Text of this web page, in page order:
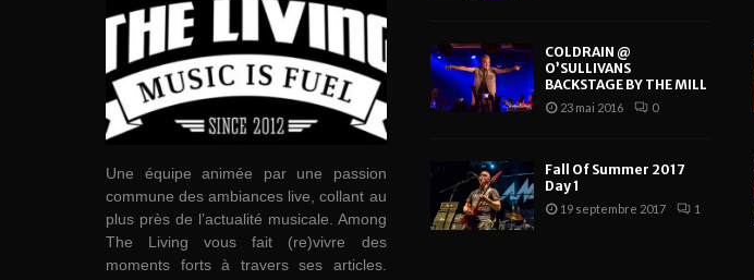
Une équipe animée par une passion
commune des ambiances live, collant au
plus près de l’actualité musicale. Among
The Living vous fait (re)vivre des
moments forts à travers ses articles.
COLDRAIN @
O’SULLIVANS
BACKSTAGE BY THE MILL
23 mai 2016 0
Fall Of Summer 2017
Day 1
19 septembre 2017 1